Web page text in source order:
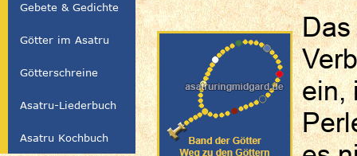
Das
ein,
Gebete & Gedichte
Götter im Asatru
Götterschreine
Asatru-Liederbuch
Asatru Kochbuch